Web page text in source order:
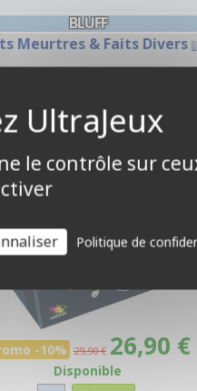
BLUFF
Meurtres & Faits Divers
-10%
-10% 29,90 € 26,90 €
Disponible
le contrôle sur
Politique de